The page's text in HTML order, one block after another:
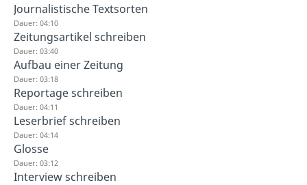
Journalistische Textsorten
Dauer: 04:10
Zeitungsartikel schreiben
Dauer: 03:40
Aufbau einer Zeitung
Dauer: 03:18
Reportage schreiben
Dauer: 04:11
Leserbrief schreiben
Dauer: 04:14
Glosse
Dauer: 03:12
Interview schreiben